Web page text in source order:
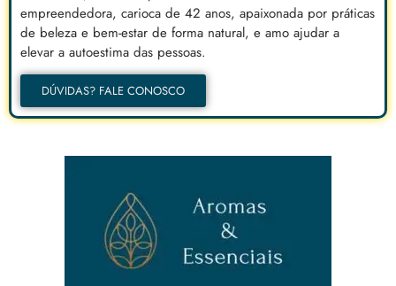
empreendedora, carioca de 42 anos, apaixonada por práticas
de beleza e bem-estar de forma natural, e amo ajudar a
elevar a autoestima das pessoas.
DÚVIDAS? FALE CONOSCO